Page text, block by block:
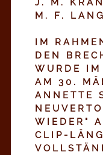
J. M.
M. F.
IM
DEN
WURDE
AM 30.
ANNETTE
WIEDER"
CLIP-